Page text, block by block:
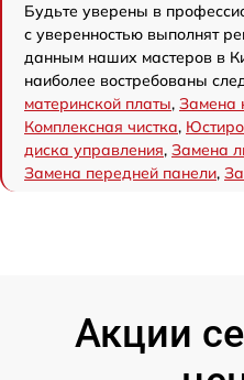
Будьте уверены в
с уверенностью выполнят
данным наших мастеров в
наиболее востребованы
материнской платы, Замена
Комплексная чистка,
диска управления, Замена
Замена передней панели,
Акции